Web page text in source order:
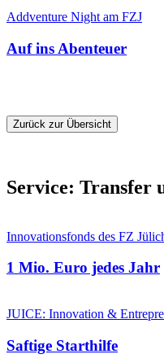
Addventure Night am FZJ
Auf ins Abenteuer
Zurück zur Übersicht
Service: Transfer
Innovationsfonds des FZ
1 Mio. Euro jedes Jahr
JUICE: Innovation &
Saftige Starthilfe